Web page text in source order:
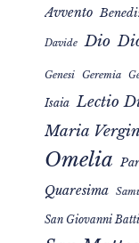
Avvento
Davide Dio
Genesi Geremia
Isaia Lectio
Maria
Omelia
Quaresima
San Giovanni